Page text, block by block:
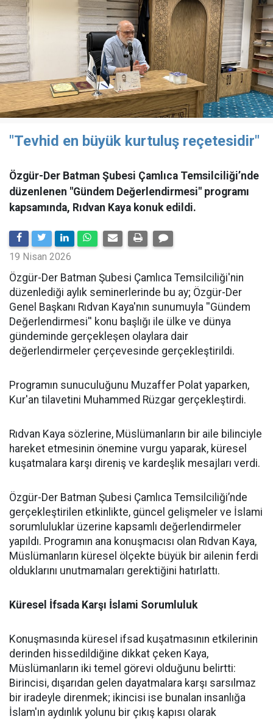
"Tevhid en büyük kurtuluş reçetesidir"
Özgür-Der Batman Şubesi Çamlıca Temsilciliği’nde
düzenlenen "Gündem Değerlendirmesi" programı
kapsamında, Rıdvan Kaya konuk edildi.
19 Nisan 2026
​Özgür-Der Batman Şubesi Çamlıca Temsilciliği'nin
düzenlediği aylık seminerlerinde bu ay; Özgür-Der
Genel Başkanı Rıdvan Kaya'nın sunumuyla ''Gündem
Değerlendirmesi'' konu başlığı ile ülke ve dünya
gündeminde gerçekleşen olaylara dair
değerlendirmeler çerçevesinde gerçekleştirildi.
Programın sunuculuğunu Muzaffer Polat yaparken,
Kur'an tilavetini Muhammed Rüzgar gerçekleştirdi.
Rıdvan Kaya sözlerine, Müslümanların bir aile bilinciyle
hareket etmesinin önemine vurgu yaparak, küresel
kuşatmalara karşı direniş ve kardeşlik mesajları verdi.
Özgür-Der Batman Şubesi Çamlıca Temsilciliği’nde
gerçekleştirilen etkinlikte, güncel gelişmeler ve İslami
sorumluluklar üzerine kapsamlı değerlendirmeler
yapıldı. Programın ana konuşmacısı olan Rıdvan Kaya,
Müslümanların küresel ölçekte büyük bir ailenin ferdi
olduklarını unutmamaları gerektiğini hatırlattı.
Küresel İfsada Karşı İslami Sorumluluk
Konuşmasında küresel ifsad kuşatmasının etkilerinin
derinden hissedildiğine dikkat çeken Kaya,
Müslümanların iki temel görevi olduğunu belirtti:
Birincisi, dışarıdan gelen dayatmalara karşı sarsılmaz
bir iradeyle direnmek; ikincisi ise bunalan insanlığa
İslam'ın aydınlık yolunu bir çıkış kapısı olarak